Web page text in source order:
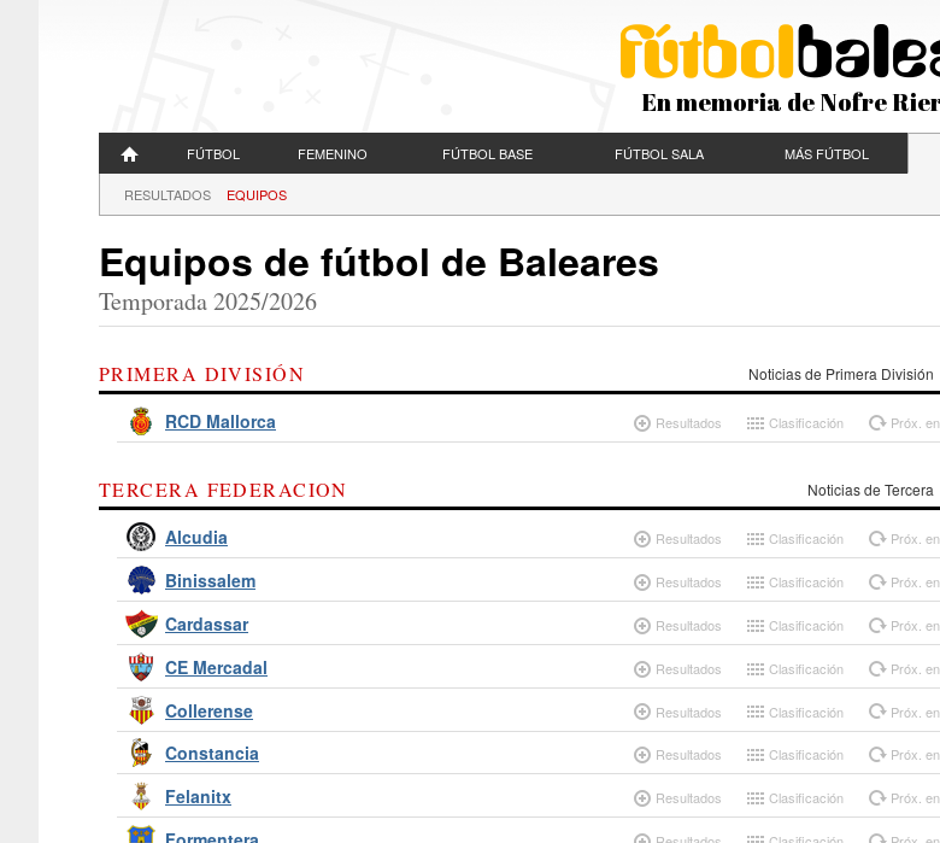
En memoria de Nofre
FÚTBOL FEMENINO FÚTBOL BASE FÚTBOL SALA MÁS FÚTBOL
RESULTADOS EQUIPOS
Equipos de fútbol de Baleares
Temporada 2025/2026
Noticias de Primera División
PRIMERA DIVISIÓN
Próx.
Clasificación
Resultados
RCD Mallorca
Noticias de Tercera
TERCERA FEDERACION
Próx.
Clasificación
Resultados
Alcudia
Próx.
Clasificación
Resultados
Binissalem
Próx.
Clasificación
Resultados
Cardassar
Próx.
Clasificación
Resultados
CE Mercadal
Próx.
Clasificación
Resultados
Collerense
Próx.
Clasificación
Resultados
Constancia
Próx.
Clasificación
Resultados
Felanitx